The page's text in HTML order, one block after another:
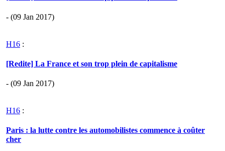
- (09 Jan 2017)
H16 :
[Redite] La France et son trop plein de capitalisme
- (09 Jan 2017)
H16 :
Paris : la lutte contre les automobilistes commence à coûter
cher